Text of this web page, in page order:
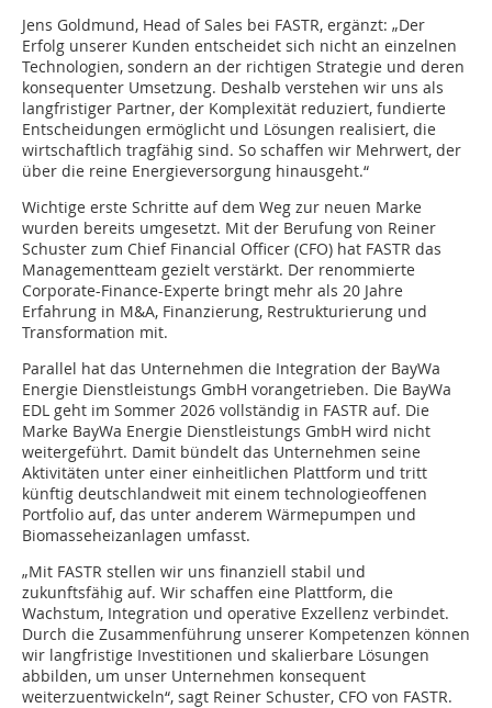
Jens Goldmund, Head of Sales bei FASTR, ergänzt: „Der
Erfolg unserer Kunden entscheidet sich nicht an einzelnen
Technologien, sondern an der richtigen Strategie und deren
konsequenter Umsetzung. Deshalb verstehen wir uns als
langfristiger Partner, der Komplexität reduziert, fundierte
Entscheidungen ermöglicht und Lösungen realisiert, die
wirtschaftlich tragfähig sind. So schaffen wir Mehrwert, der
über die reine Energieversorgung hinausgeht.“
Wichtige erste Schritte auf dem Weg zur neuen Marke
wurden bereits umgesetzt. Mit der Berufung von Reiner
Schuster zum Chief Financial Officer (CFO) hat FASTR das
Managementteam gezielt verstärkt. Der renommierte
Corporate-Finance-Experte bringt mehr als 20 Jahre
Erfahrung in M&A, Finanzierung, Restrukturierung und
Transformation mit.
Parallel hat das Unternehmen die Integration der BayWa
Energie Dienstleistungs GmbH vorangetrieben. Die BayWa
EDL geht im Sommer 2026 vollständig in FASTR auf. Die
Marke BayWa Energie Dienstleistungs GmbH wird nicht
weitergeführt. Damit bündelt das Unternehmen seine
Aktivitäten unter einer einheitlichen Plattform und tritt
künftig deutschlandweit mit einem technologieoffenen
Portfolio auf, das unter anderem Wärmepumpen und
Biomasseheizanlagen umfasst.
„Mit FASTR stellen wir uns finanziell stabil und
zukunftsfähig auf. Wir schaffen eine Plattform, die
Wachstum, Integration und operative Exzellenz verbindet.
Durch die Zusammenführung unserer Kompetenzen können
wir langfristige Investitionen und skalierbare Lösungen
abbilden, um unser Unternehmen konsequent
weiterzuentwickeln“, sagt Reiner Schuster, CFO von FASTR.